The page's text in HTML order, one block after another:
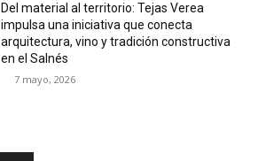
Del material al territorio: Tejas Verea
impulsa una iniciativa que conecta
arquitectura, vino y tradición constructiva
en el Salnés
7 mayo, 2026